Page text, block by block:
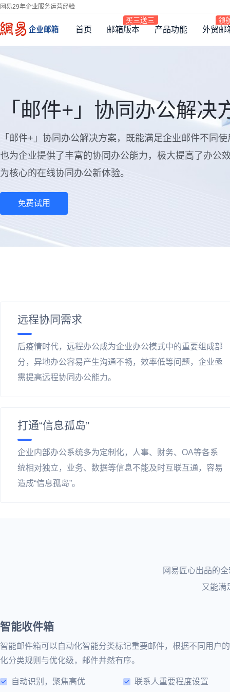
网易29年企业服务运营经验
首页 邮箱版本 产品功能 外贸邮
「邮件+」协同办公解决
「邮件+」协同办公解决方案，既能满足企业邮件不同
也为企业提供了丰富的协同办公能力，极大提高了办公
为核心的在线协同办公新体验。
免费试用
远程协同需求
后疫情时代，远程办公成为企业办公模式中的重要组成部
分，异地办公容易产生沟通不畅，效率低等问题，企业亟
需提高远程协同办公能力。
打通“信息孤岛”
企业内部办公系统多为定制化，人事、财务、OA等各系
统相对独立，业务、数据等信息不能及时互联互通，容易
造成“信息孤岛”。
网易匠心出品的
又能满
智能收件箱
智能邮件箱可以自动化智能分类标记重要邮件，根据不同用户
化分类规则与优化级，邮件井然有序。
自动识别，聚焦高优 联系人重要程度设置